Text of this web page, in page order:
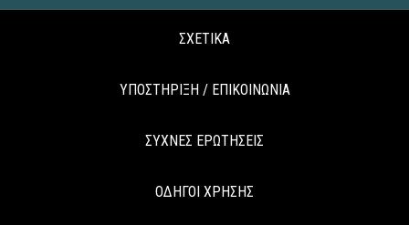
ΣΧΕΤΙΚΑ
ΥΠΟΣΤΗΡΙΞΗ / ΕΠΙΚΟΙΝΩΝΙΑ
ΣΥΧΝΕΣ ΕΡΩΤΗΣΕΙΣ
ΟΔΗΓΟΙ ΧΡΗΣΗΣ